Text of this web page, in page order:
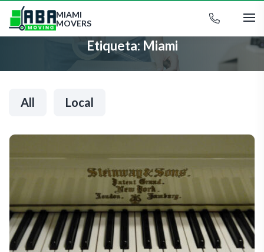
MIAMI
MOVERS
Etiqueta: Miami
All Local